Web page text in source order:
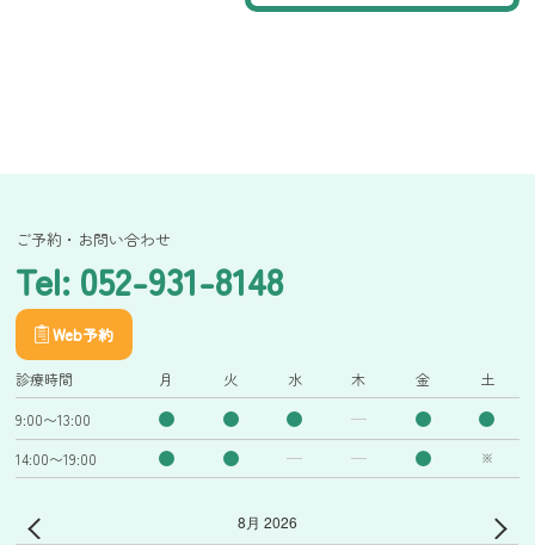
ご予約・お問い合わせ
Tel: 052-931-8148
Web予約
診療時間 月 火 水 木 金 土
9:00〜13:00
14:00〜19:00
※
8月 2026